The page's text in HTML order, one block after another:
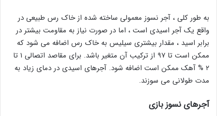
به طور کلی ، آجر نسوز معمولی ساخته شده از خاک رس طبیعی در
واقع یک آجر اسیدی است ، اما در صورت نیاز به مقاومت بیشتر در
برابر اسید ، مقدار بیشتری سیلیس به خاک رس اضافه می شود که
ممکن است تا ۹۷ از ترکیب آن متغیر باشد. برای مقاصد اتصالی ۱ تا
۲ % آهک ممکن است اضافه شود. آجرهای اسیدی در دمای زیاد به
مدت طولانی می سوزند.
آجرهای نسوز بازی